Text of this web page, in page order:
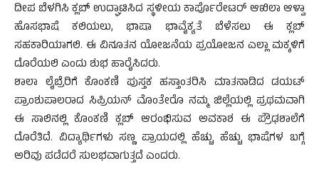
ದೀಪ ಬೆಳಗಿಸಿ ಕ್ಲಬ್ ಉದ್ಘಾಟಿಸಿದ ಸ್ಥಳೀಯ ಕಾರ್ಪೊರೇಟರ್ ಆಖಿಲಾ ಆಳ್ವಾ
ಹೊಸಭಾಷೆ ಕಲಿಯಲು, ಭಾಷಾ ಭಾವೈಕ್ಯತೆ ಬೆಳೆಸಲು ಈ ಕ್ಲಬ್
ಸಹಕಾರಿಯಾಗಲಿ. ಈ ವಿನೂತನ ಯೋಜನೆಯ ಪ್ರಯೋಜನ ಎಲ್ಲಾ ಮಕ್ಕಳಿಗೆ
ದೊರೆಯಲಿ ಎಂದು ಶುಭ ಹಾರೈಸಿದರು.
ಶಾಲಾ ಲೈಬ್ರೆರಿಗೆ ಕೊಂಕಣಿ ಪುಸ್ತಕ ಹಸ್ತಾಂತರಿಸಿ ಮಾತನಾಡಿದ ಡಯಟ್
ಪ್ರಾಂಶುಪಾಲರಾದ ಸಿಪ್ರಿಯನ್ ಮೊಂತೇರೊ ನಮ್ಮ ಜಿಲ್ಲೆಯಲ್ಲಿ ಪ್ರಥಮವಾಗಿ
ಈ ಸಾಲಿನಲ್ಲಿ ಕೊಂಕಣಿ ಕ್ಲಬ್ ಆರಂಭಿಸುವ ಅವಕಾಶ ಈ ಪ್ರೌಢಶಾಲೆಗೆ
ದೊರೆತಿದೆ. ವಿದ್ಯಾರ್ಥಿಗಳು ಸಣ್ಣ ಪ್ರಾಯದಲ್ಲಿ ಹೆಚ್ಚು ಹೆಚ್ಚು ಭಾಷೆಗಳ ಬಗ್ಗೆ
ಅರಿವು ಪಡೆದರೆ ಸುಲಭವಾಗುತ್ತದೆ ಎಂದರು.